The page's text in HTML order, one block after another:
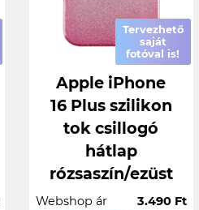
Tervezhető
saját
fotóval is!
Apple iPhone
16 Plus szilikon
tok csillogó
hátlap
rózsaszín/ezüst
Webshop ár
3.490 Ft